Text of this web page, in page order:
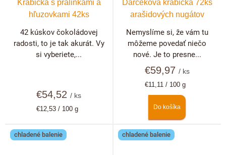
Krabička s pralinkami a
hľuzovkami 42ks
€54,52/ ks
Jednotková
€12,53 / 100 g
42 kúskov čokoládovej
radosti, to je tak akurát. Vy
si vyberiete,...
Darčeková krabička 72ks
arašidových nugátov
€59,97 / ks
Jednotková
€11,11 / 100 g
Do košíka
Nemyslíme si, že vám tu
môžeme povedať niečo
nové. Je to presne...
chladené balenie chladené balenie